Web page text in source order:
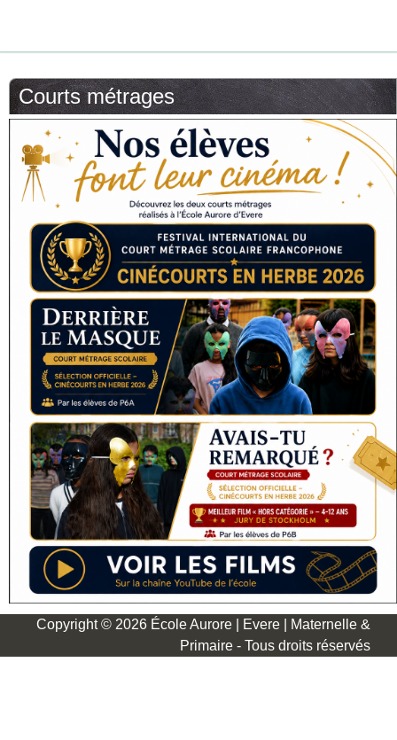
Courts métrages
Copyright © 2026 École Aurore | Evere | Maternelle &
Primaire - Tous droits réservés